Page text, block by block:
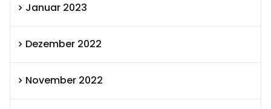
Januar 2023
Dezember 2022
November 2022